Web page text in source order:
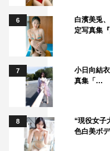
6
白濱美兎
定写真集
7
小日向結
真集「…
8
“現役女子
色白美ボ